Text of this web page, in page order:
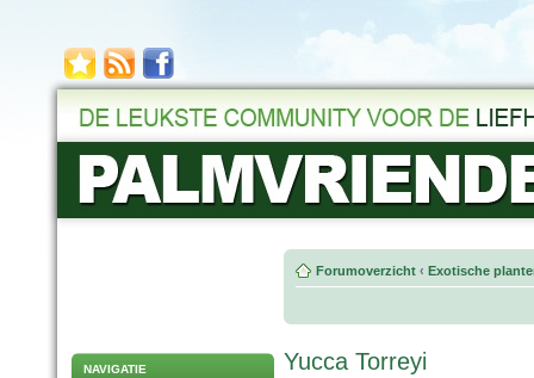
NAVIGATIE
Forumoverzicht ‹ Exotische
Yucca Torreyi